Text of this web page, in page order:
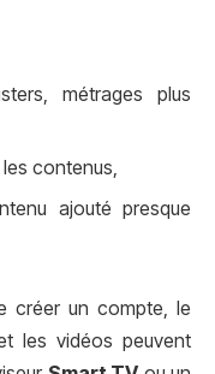
métrages plus
contenus,
ajouté presque
créer un compte, le
les vidéos peuvent